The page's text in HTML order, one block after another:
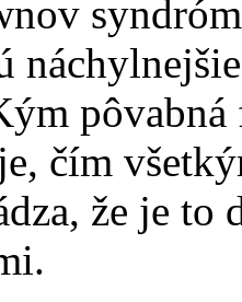
čím
že je to